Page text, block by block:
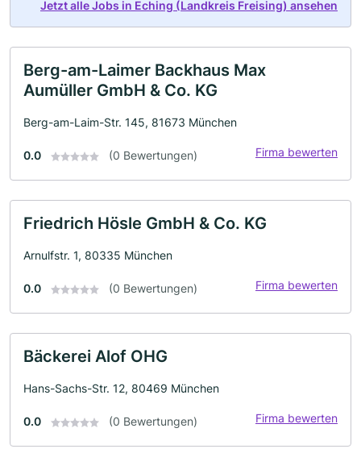
Jetzt alle Jobs in Eching (Landkreis Freising) ansehen
Berg-am-Laimer Backhaus Max
Aumüller GmbH & Co. KG
Berg-am-Laim-Str. 145, 81673 München
0.0 (0 Bewertungen) Firma bewerten
Friedrich Hösle GmbH & Co. KG
Arnulfstr. 1, 80335 München
0.0 (0 Bewertungen) Firma bewerten
Bäckerei Alof OHG
Hans-Sachs-Str. 12, 80469 München
0.0 (0 Bewertungen) Firma bewerten